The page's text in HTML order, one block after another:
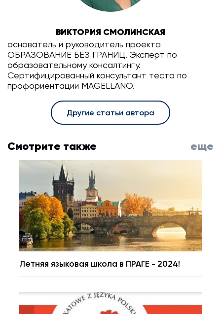
ВИКТОРИЯ СМОЛИНСКАЯ
основатель и руководитель проекта
ОБРАЗОВАНИЕ БЕЗ ГРАНИЦ. Эксперт по
образовательному консалтингу.
Сертифицированный консультант теста по
профориентации MAGELLANO.
Другие статьи автора
Смотрите также еще
Летняя языковая школа в ПРАГЕ - 2024!